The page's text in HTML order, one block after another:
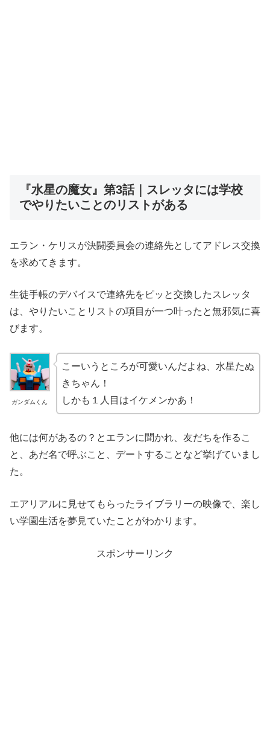
『水星の魔女』第3話｜スレッタには学校
でやりたいことのリストがある
エラン・ケリスが決闘委員会の連絡先としてアドレス交換
を求めてきます。
生徒手帳のデバイスで連絡先をピッと交換したスレッタ
は、やりたいことリストの項目が一つ叶ったと無邪気に喜
びます。
ガンダムくん
こーいうところが可愛いんだよね、水星たぬ
きちゃん！
しかも１人目はイケメンかあ！
他には何があるの？とエランに聞かれ、友だちを作るこ
と、あだ名で呼ぶこと、デートすることなど挙げていまし
た。
エアリアルに見せてもらったライブラリーの映像で、楽し
い学園生活を夢見ていたことがわかります。
スポンサーリンク